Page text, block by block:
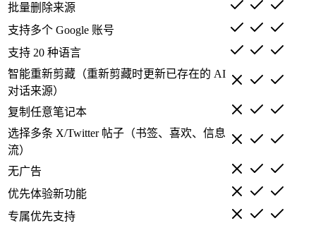
批量删除来源
支持多个 Google 账号
支持 20 种语言
智能重新剪藏（重新剪藏时更新已存在的 AI
对话来源）
复制任意笔记本
选择多条 X/Twitter 帖子（书签、喜欢、信息
流）
无广告
优先体验新功能
专属优先支持